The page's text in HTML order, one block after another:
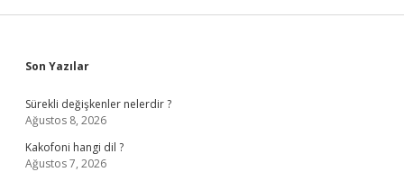
Sidebar
Son Yazılar
Sürekli değişkenler nelerdir ?
Ağustos 8, 2026
Kakofoni hangi dil ?
Ağustos 7, 2026